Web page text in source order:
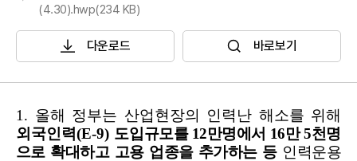
(4.30).hwp(234 KB)
다운로드 바로보기
1. 올해 정부는 산업현장의 인력난 해소를 위해
외국인력(E-9) 도입규모를 12만명에서 16만 5천명
으로 확대하고 고용 업종을 추가하는 등 인력운용